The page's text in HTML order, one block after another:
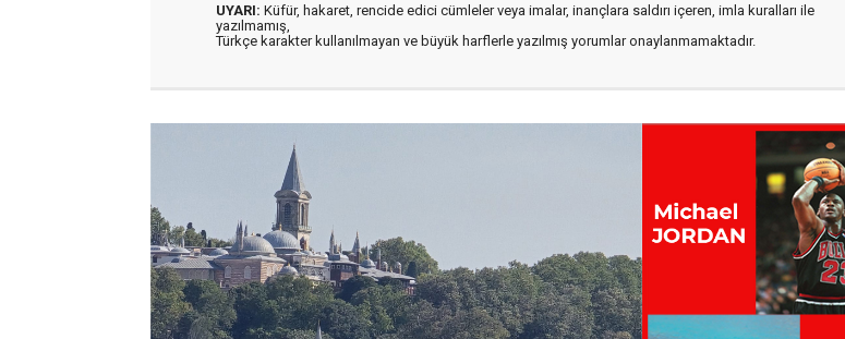
UYARI: Küfür, hakaret, rencide edici cümleler veya imalar, inançlara saldırı içeren, imla kuralları ile
yazılmamış,
Türkçe karakter kullanılmayan ve büyük harflerle yazılmış yorumlar onaylanmamaktadır.